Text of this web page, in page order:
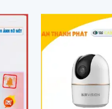
có khả năng xoay
toàn bộ khu vực